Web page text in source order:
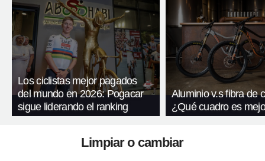
Los ciclistas mejor pagados
del mundo en 2026: Pogacar
sigue liderando el ranking
Aluminio v.s fibra de
¿Qué cuadro es
Limpiar o cambiar